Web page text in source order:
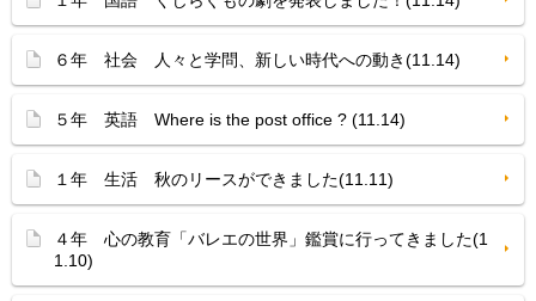
６年 社会 人々と学問、新しい時代への動き(11.14)
５年 英語 Where is the post office ? (11.14)
１年 生活 秋のリースができました(11.11)
４年 心の教育「バレエの世界」鑑賞に行ってきました(1
1.10)